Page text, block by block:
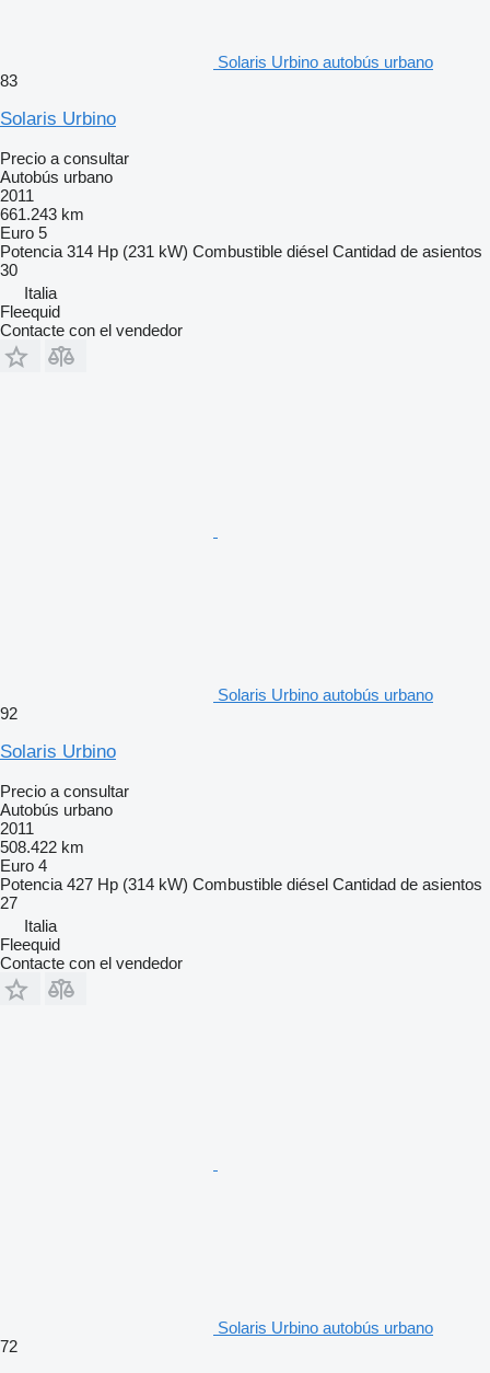
Solaris Urbino autobús urbano
83
Solaris Urbino
Precio a consultar
Autobús urbano
2011
661.243 km
Euro 5
Potencia 314 Hp (231 kW) Combustible diésel Cantidad de asientos
30
Italia
Fleequid
Contacte con el vendedor
Solaris Urbino autobús urbano
92
Solaris Urbino
Precio a consultar
Autobús urbano
2011
508.422 km
Euro 4
Potencia 427 Hp (314 kW) Combustible diésel Cantidad de asientos
27
Italia
Fleequid
Contacte con el vendedor
Solaris Urbino autobús urbano
72